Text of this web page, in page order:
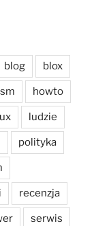
blog blox
howto
ludzie
polityka
recenzja
serwis